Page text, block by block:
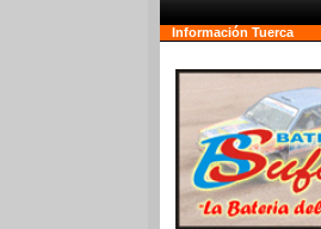
Información Tuerca